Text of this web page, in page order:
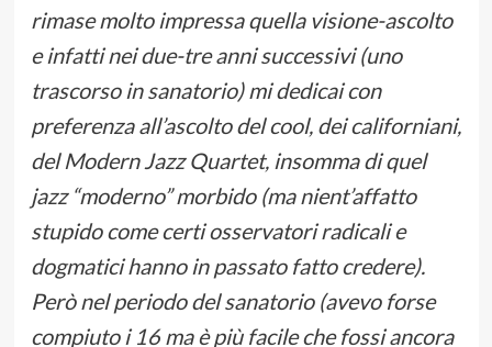
rimase molto impressa quella visione-ascolto
e infatti nei due-tre anni successivi (uno
trascorso in sanatorio) mi dedicai con
preferenza all’ascolto del cool, dei californiani,
del Modern Jazz Quartet, insomma di quel
jazz “moderno” morbido (ma nient’affatto
stupido come certi osservatori radicali e
dogmatici hanno in passato fatto credere).
Però nel periodo del sanatorio (avevo forse
compiuto i 16 ma è più facile che fossi ancora